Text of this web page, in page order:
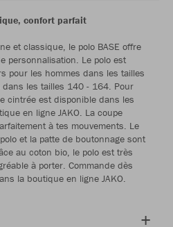
confort parfait
et classique, le polo BASE offre
personnalisation. Le polo est
pour les hommes dans les tailles
les tailles 140 - 164. Pour
cintrée est disponible dans les
en ligne JAKO. La coupe
à tes mouvements. Le
et la patte de boutonnage sont
au coton bio, le polo est très
à porter. Commande dès
la boutique en ligne JAKO.